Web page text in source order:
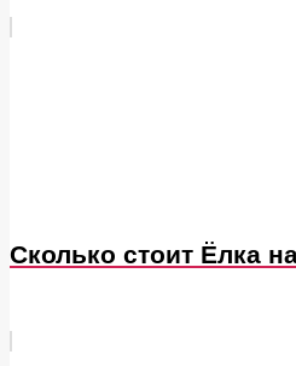
Сколько стоит Ёлка